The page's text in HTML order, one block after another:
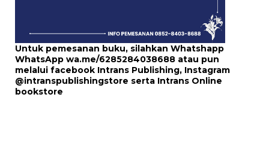
Untuk pemesanan buku, silahkan Whatshapp
WhatsApp wa.me/6285284038688 atau pun
melalui facebook Intrans Publishing, Instagram
@intranspublishingstore serta Intrans Online
bookstore